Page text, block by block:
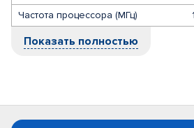
Частота процессора (МГц)
Показать полностью